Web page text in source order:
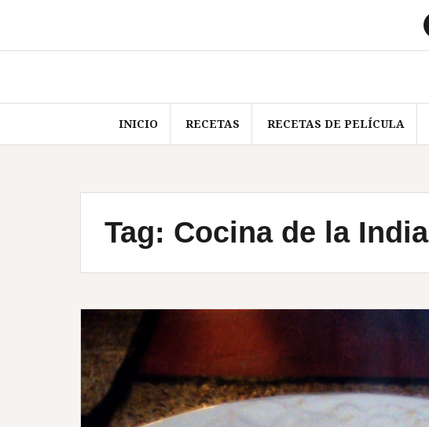
content
INICIO RECETAS RECETAS DE PELÍCULA
Tag: Cocina de la India